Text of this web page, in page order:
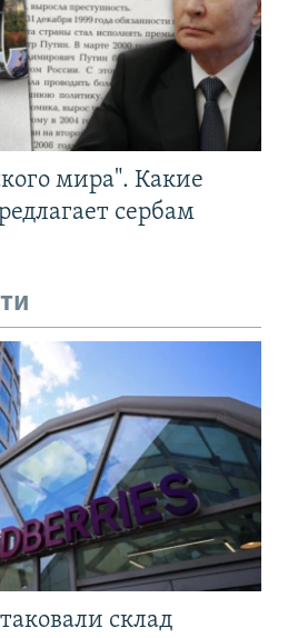
мира". Какие
сербам
склад